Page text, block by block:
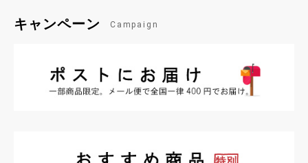
キャンペーン Campaign